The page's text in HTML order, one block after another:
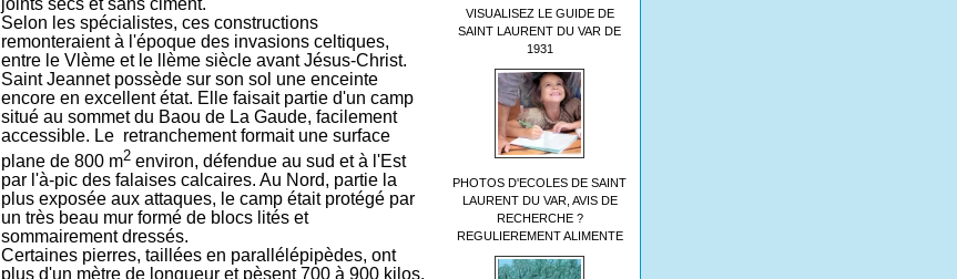
VISUALISEZ LE GUIDE DE
SAINT LAURENT DU VAR DE
1931
PHOTOS D'ECOLES DE SAINT
LAURENT DU VAR, AVIS DE
RECHERCHE ?
REGULIEREMENT ALIMENTE
joints secs et sans ciment.
Selon les spécialistes, ces constructions
remonteraient à l'époque des invasions celtiques,
entre le Vlème et le llème siècle avant Jésus-Christ.
Saint Jeannet possède sur son sol une enceinte
encore en excellent état. Elle faisait partie d'un camp
situé au sommet du Baou de La Gaude, facilement
accessible. Le retranchement formait une surface
plane de 800 m2environ, défendue au sud et à l'Est
par l'à-pic des falaises calcaires. Au Nord, partie la
plus exposée aux attaques, le camp était protégé par
un très beau mur formé de blocs lités et
sommairement dressés.
Certaines pierres, taillées en parallélépipèdes, ont
plus d'un mètre de longueur et pèsent 700 à 900 kilos.